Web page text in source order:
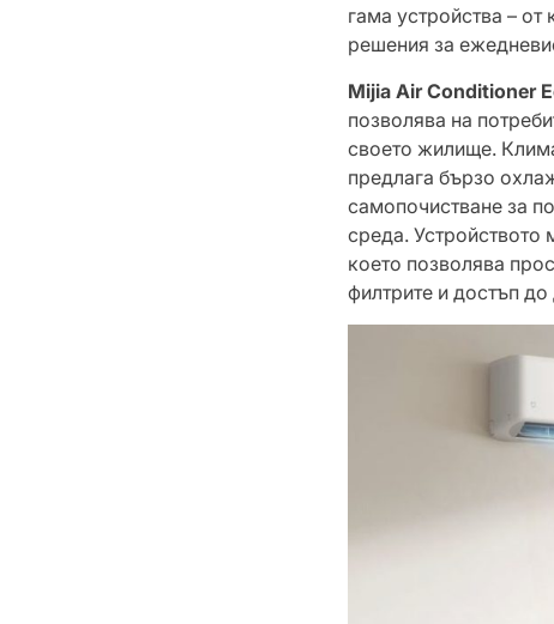
гама устройства –
решения за
Mijia Air Conditioner
позволява на
своето жилище.
предлага бързо
самопочистване за
среда.
което позволява
филтрите и достъп